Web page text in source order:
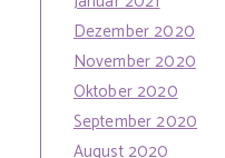
Dezember 2020
November 2020
Oktober 2020
September 2020
August 2020